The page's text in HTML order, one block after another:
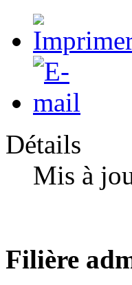
Détails
Mis à
Filière